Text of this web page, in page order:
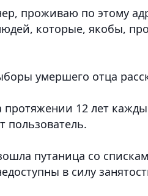
проживаю по этому
которые, якобы,
умершего отца
протяжении 12 лет
пользователь.
путаница со
в силу